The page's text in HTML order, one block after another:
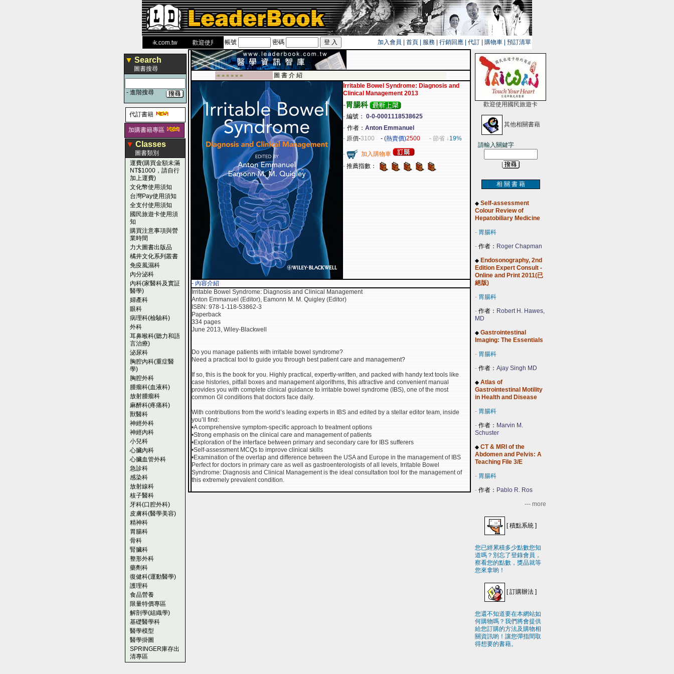
www.leaderbook.com.tw歡迎使用 國民旅遊卡！！
帳號 密碼 加入會員 首頁 服務 行銷回應 代訂 購物車 預訂清單
▼ Search
圖書搜尋
- 進階搜尋
代訂書籍
加購書籍專區
▼ Classes
圖書類別
運費(購買金額未滿
NT$1000，請自行
加上運費)
文化幣使用須知
台灣Pay使用須知
全支付使用須知
國民旅遊卡使用須
知
購買注意事項與營
業時間
力大圖書出版品
橘井文化系列叢書
免疫風濕科
內分泌科
內科(家醫科及實証
醫學)
婦產科
眼科
病理科(檢驗科)
外科
耳鼻喉科(聽力和語
言治療)
泌尿科
胸腔內科(重症醫
學)
胸腔外科
腫瘤科(血液科)
放射腫瘤科
麻醉科(疼痛科)
獸醫科
神經外科
神經內科
小兒科
心臟內科
心臟血管外科
急診科
感染科
放射線科
核子醫科
牙科(口腔外科)
皮膚科(醫學美容)
精神科
胃腸科
骨科
腎臟科
整形外科
藥劑科
復健科(運動醫學)
護理科
食品營養
限量特價專區
解剖學(組織學)
基礎醫學科
醫學模型
醫學掛圖
SPRINGER庫存出
清專區
-■ ■ ■ ■ ■ ■
圖 書 介 紹
Irritable Bowel Syndrome: Diagnosis and
Clinical Management 2013
-胃腸科
- 編號： 0-0-0001118538625
- 作者： Anton Emmanuel
- 原價-3100 - (熱賣價)2500 - 節省 ↓19%
-
加入購物車
- 推薦指數：
- 內容介紹
Irritable Bowel Syndrome: Diagnosis and Clinical Management
Anton Emmanuel (Editor), Eamonn M. M. Quigley (Editor)
ISBN: 978-1-118-53862-3
Paperback
334 pages
June 2013, Wiley-Blackwell
Do you manage patients with irritable bowel syndrome?
Need a practical tool to guide you through best patient care and management?
If so, this is the book for you. Highly practical, expertly-written, and packed with handy text tools like
case histories, pitfall boxes and management algorithms, this attractive and convenient manual
provides you with complete clinical guidance to irritable bowel syndrome (IBS), one of the most
common GI conditions that doctors face daily.
With contributions from the world’s leading experts in IBS and edited by a stellar editor team, inside
you’ll find:
•A comprehensive symptom-specific approach to treatment options
•Strong emphasis on the clinical care and management of patients
•Exploration of the interface between primary and secondary care for IBS sufferers
•Self-assessment MCQs to improve clinical skills
•Examination of the overlap and difference between the USA and Europe in the management of IBS
Perfect for doctors in primary care as well as gastroenterologists of all levels, Irritable Bowel
Syndrome: Diagnosis and Clinical Management is the ideal consultation tool for the management of
this extremely prevalent condition.
歡迎使用國民旅遊卡
其他相關書藉
請輸入關鍵字
相 關 書 藉
◆ Self-assessment
Colour Review of
Hepatobiliary Medicine
- 胃腸科
- 作者： Roger Chapman
◆ Endosonography, 2nd
Edition Expert Consult -
Online and Print 2011(已
絕版)
- 胃腸科
- 作者： Robert H. Hawes,
MD
◆ Gastrointestinal
Imaging: The Essentials
- 胃腸科
- 作者： Ajay Singh MD
◆ Atlas of
Gastrointestinal Motility
in Health and Disease
- 胃腸科
- 作者： Marvin M.
Schuster
◆ CT & MRI of the
Abdomen and Pelvis: A
Teaching File 3/E
- 胃腸科
- 作者： Pablo R. Ros
--- more
[積點系統 ]
您已經累積多少點數您知
道嗎？別忘了登錄會員，
察看您的點數，獎品就等
您來拿喲！
[訂購辦法 ]
您還不知道要在本網站如
何購物嗎？我們將會提供
給您訂購的方法及購物相
關資訊喲！讓您彈指間取
得想要的書藉。